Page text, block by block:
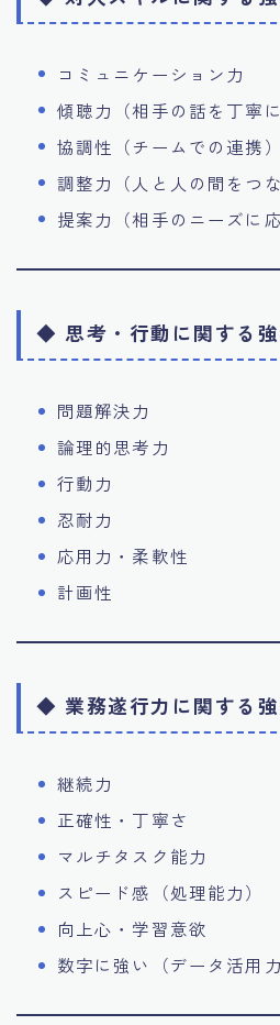
コミュニケーション力
傾聴力（相手の話を丁寧に
協調性（チームでの連携）
調整力（人と人の間をつな
提案力（相手のニーズに
◆ 思考・行動に関する
問題解決力
論理的思考力
行動力
忍耐力
応用力・柔軟性
計画性
◆ 業務遂行力に関する
継続力
正確性・丁寧さ
マルチタスク能力
スピード感（処理能力）
向上心・学習意欲
数字に強い（データ活用力